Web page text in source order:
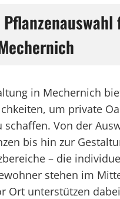
in Mechernich
um private
schaffen. Von der
bis hin zur
– die
stehen im
Ort unterstützen